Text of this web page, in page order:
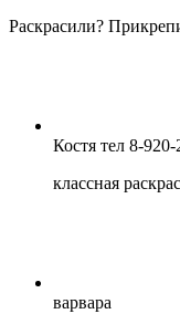
Раскрасили?
Костя тел 8-
классная
варвара